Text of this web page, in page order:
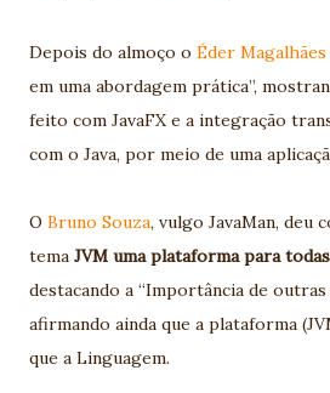
Depois do almoço o Éder Magalhães
em uma abordagem prática”,
feito com JavaFX e a integração
com o Java, por meio de uma
O Bruno Souza, vulgo JavaMan, deu
tema JVM uma plataforma para
destacando a “Importância de outras
afirmando ainda que a plataforma
que a Linguagem.